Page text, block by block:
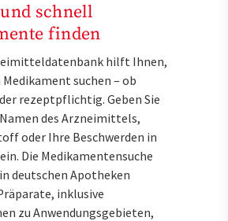
schnell
finden
hilft Ihnen,
Medikament suchen – ob
rezeptpflichtig. Geben Sie
des Arzneimittels,
oder Ihre Beschwerden in
Die Medikamentensuche
deutschen Apotheken
inklusive
zu Anwendungsgebieten,